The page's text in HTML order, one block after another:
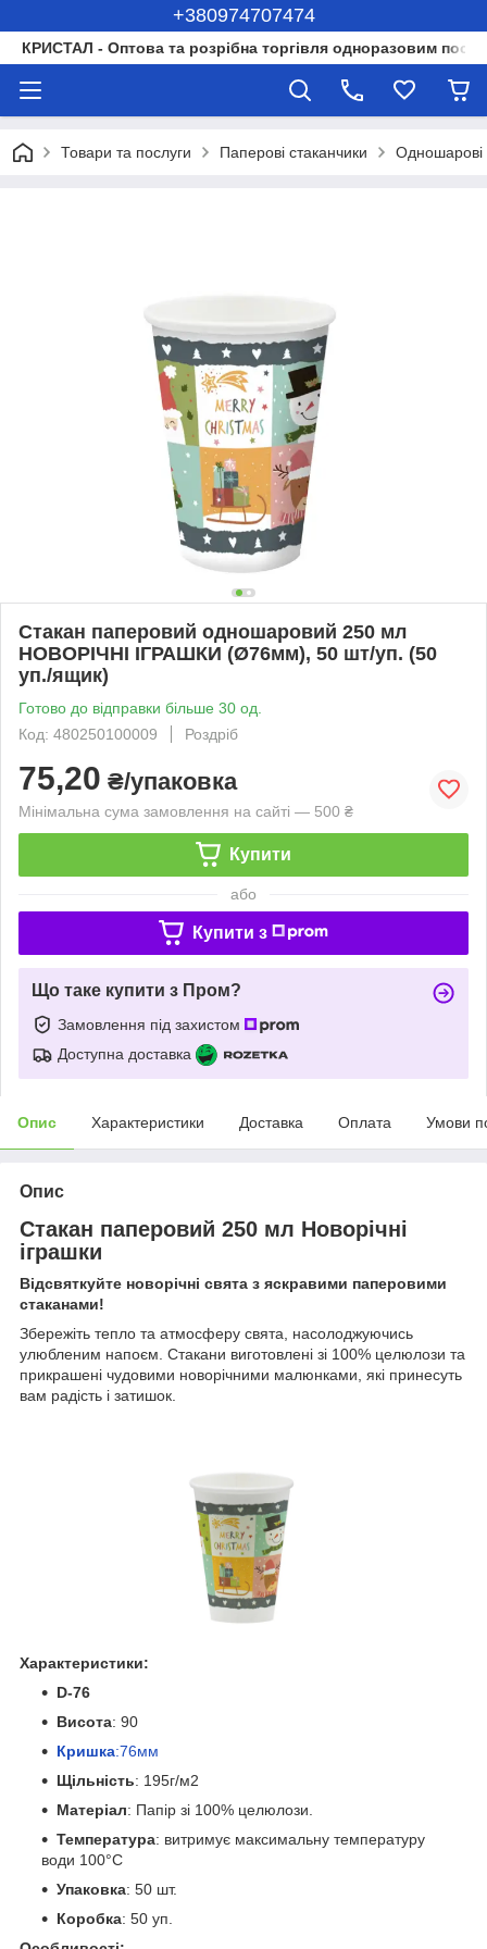
+380974707474
КРИСТАЛ - Оптова та розрібна торгівля одноразовим
Товари та послуги Паперові стаканчики Одношарові
Стакан паперовий одношаровий 250 мл
НОВОРІЧНІ ІГРАШКИ (Ø76мм), 50 шт/уп. (50
уп./ящик)
Готово до відправки більше 30 од.
Код: 480250100009
Роздріб
75,20 ₴/упаковка
Мінімальна сума замовлення на сайті — 500 ₴
Купити
або
Купити з
Що таке купити з Пром?
Замовлення під захистом
Доступна доставка
Опис Характеристики Доставка Оплата Умови
Опис
Стакан паперовий 250 мл Новорічні
іграшки
Відсвяткуйте новорічні свята з яскравими паперовими
стаканами!
Збережіть тепло та атмосферу свята, насолоджуючись
улюбленим напоєм. Стакани виготовлені зі 100% целюлози та
прикрашені чудовими новорічними малюнками, які принесуть
вам радість і затишок.
Характеристики:
D-76
Висота: 90
Кришка:76мм
Щільність: 195г/м2
Матеріал: Папір зі 100% целюлози.
Температура: витримує максимальну температуру
води 100°C
Упаковка: 50 шт.
Коробка: 50 уп.